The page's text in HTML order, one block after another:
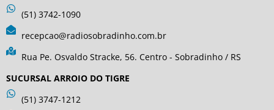
(51) 3742-1090
recepcao@radiosobradinho.com.br
Rua Pe. Osvaldo Stracke, 56. Centro - Sobradinho / RS
SUCURSAL ARROIO DO TIGRE
(51) 3747-1212